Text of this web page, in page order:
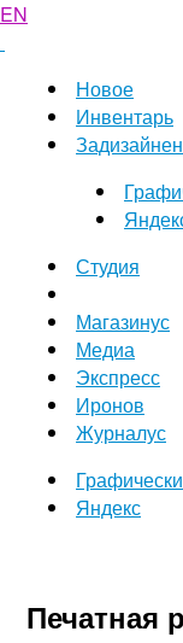
EN
Новое
Инвентарь
Студия
Магазинус
Медиа
Экспресс
Иронов
Журналус
Яндекс
Печатная